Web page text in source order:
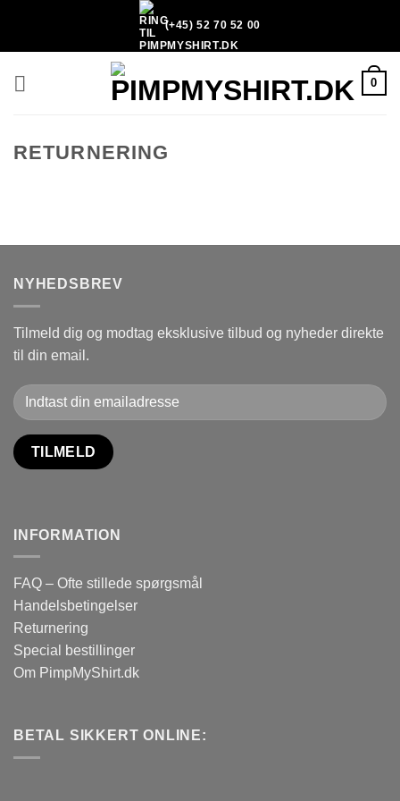
indhold
(+45) 52 70 52 00
0
RETURNERING
NYHEDSBREV
Tilmeld dig og modtag eksklusive tilbud og nyheder direkte
til din email.
INFORMATION
FAQ – Ofte stillede spørgsmål
Handelsbetingelser
Returnering
Special bestillinger
Om PimpMyShirt.dk
BETAL SIKKERT ONLINE: